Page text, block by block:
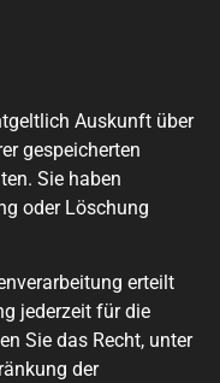
Auskunft über
gespeicherten
Sie haben
oder Löschung
erteilt
jederzeit für die
Sie das Recht, unter
der